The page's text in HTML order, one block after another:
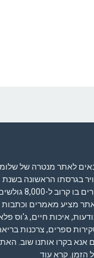
לאתר מנטרה של
וכיום מבקרים בו קרוב ל-8,000
מציע מאמרים וכתבות
איכות חיים, ג'וס
ספרים, צרכנות
אנא בקרו אותנו שוב.
הזמן. קרא עוד